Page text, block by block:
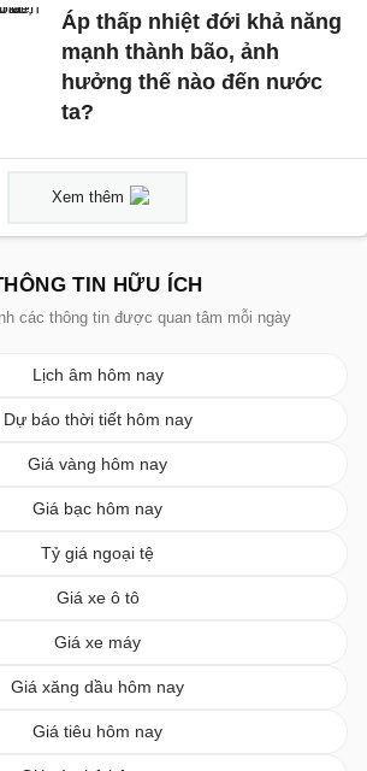
Áp thấp nhiệt đới khả năng
mạnh thành bão, ảnh
hưởng thế nào đến nước
ta?
Xem thêm
TIN HỮU ÍCH
các thông tin được quan tâm mỗi ngày
Lịch âm hôm nay
Dự báo thời tiết hôm nay
Giá vàng hôm nay
Giá bạc hôm nay
Tỷ giá ngoại tệ
Giá xe ô tô
Giá xe máy
Giá xăng dầu hôm nay
Giá tiêu hôm nay